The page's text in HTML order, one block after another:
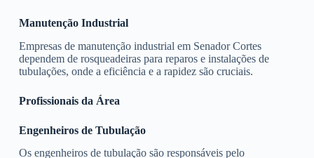
Manutenção Industrial
Empresas de manutenção industrial em Senador Cortes
dependem de rosqueadeiras para reparos e instalações de
tubulações, onde a eficiência e a rapidez são cruciais.
Profissionais da Área
Engenheiros de Tubulação
Os engenheiros de tubulação são responsáveis pelo